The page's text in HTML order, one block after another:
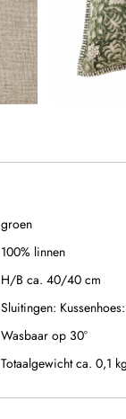
groen
100% linnen
H/B ca. 40/40 cm
Sluitingen:
Wasbaar op 30°
Totaalgewicht ca. 0,1 kg